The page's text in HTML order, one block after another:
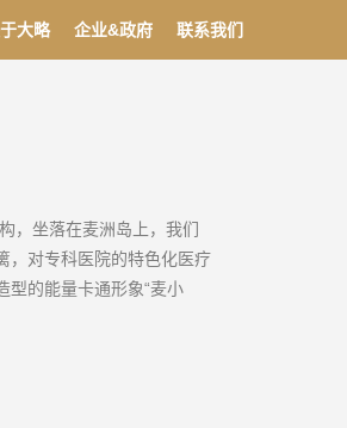
大略 企业&政府 联系我们
，坐落在麦洲岛上，我们
，对专科医院的特色化医疗
型的能量卡通形象“麦小